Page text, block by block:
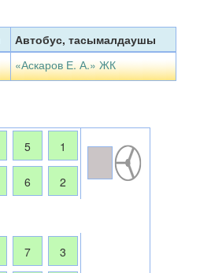
Автобус, тасымалдаушы
«Аскаров Е. А.» ЖК
5 1
6 2
7 3